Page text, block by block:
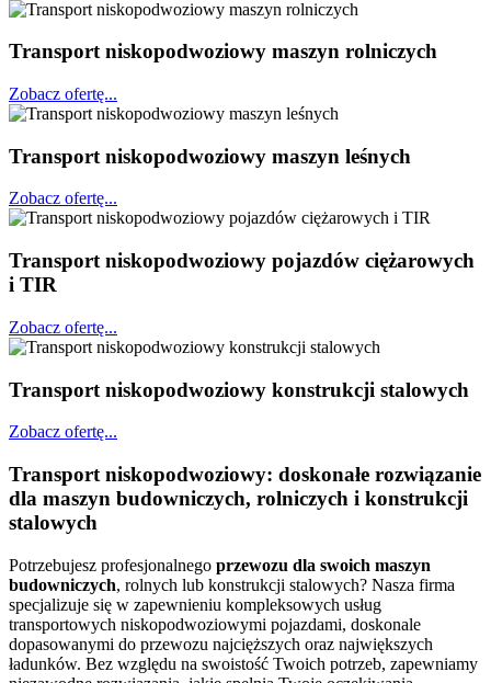
Transport niskopodwoziowy maszyn rolniczych
Zobacz ofertę...
Transport niskopodwoziowy maszyn leśnych
Zobacz ofertę...
Transport niskopodwoziowy pojazdów ciężarowych
i TIR
Zobacz ofertę...
Transport niskopodwoziowy konstrukcji stalowych
Zobacz ofertę...
Transport niskopodwoziowy: doskonałe rozwiązanie
dla maszyn budowniczych, rolniczych i konstrukcji
stalowych
Potrzebujesz profesjonalnego przewozu dla swoich maszyn
budowniczych, rolnych lub konstrukcji stalowych? Nasza firma
specjalizuje się w zapewnieniu kompleksowych usług
transportowych niskopodwoziowymi pojazdami, doskonale
dopasowanymi do przewozu najcięższych oraz największych
ładunków. Bez względu na swoistość Twoich potrzeb, zapewniamy